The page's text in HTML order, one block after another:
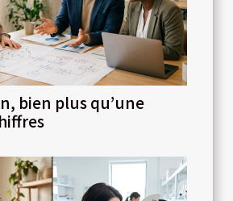
bien plus qu’une